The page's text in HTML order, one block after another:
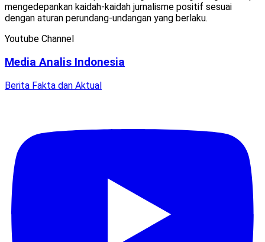
mengedepankan kaidah-kaidah jurnalisme positif sesuai
dengan aturan perundang-undangan yang berlaku.
Youtube Channel
Media Analis Indonesia
Berita Fakta dan Aktual